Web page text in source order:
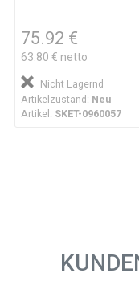
75.92 €
63.80 € netto
Nicht Lagernd
Artikelzustand: Neu
Artikel: SKET-0960057